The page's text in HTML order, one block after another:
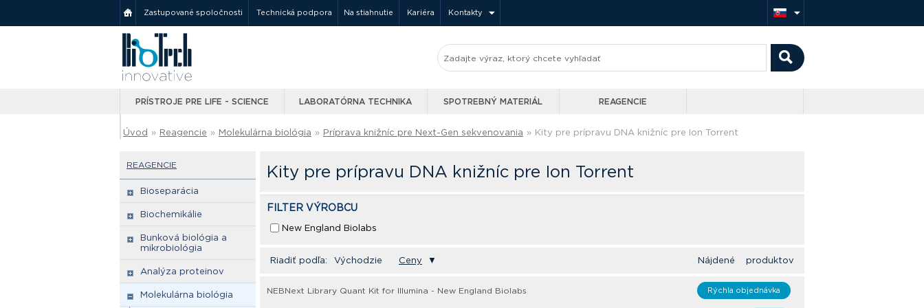
Zastupované spoločnosti Technická podpora Na stiahnutie Kariéra Kontakty
PRÍSTROJE PRE LIFE - SCIENCE LABORATÓRNA TECHNIKA SPOTREBNÝ MATERIÁL REAGENCIE
Úvod » Reagencie » Molekulárna biológia » Príprava knižníc pre Next-Gen sekvenovania » Kity pre prípravu DNA knižníc pre Ion Torrent
REAGENCIE
Bioseparácia
Biochemikálie
Bunková biológia a
mikrobiológia
Analýza proteinov
Molekulárna biológia
Kity pre prípravu DNA knižníc pre Ion Torrent
FILTER VÝROBCU
New England Biolabs
Riadiť podľa: Východzie Ceny ▼ Nájdené produktov
NEBNext Library Quant Kit for Illumina - New England Biolabs Rýchla objednávka